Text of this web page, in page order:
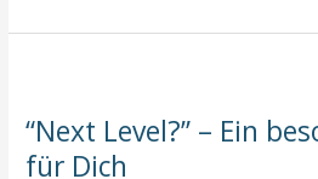
Fallstricke
vermeiden,
wenn
“Next Level?” – Ein
für Dich